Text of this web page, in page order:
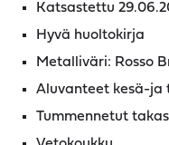
Katsastettu
Hyvä huoltokirja
Metalliväri: Rosso
Aluvanteet kesä-ja
Tummennetut